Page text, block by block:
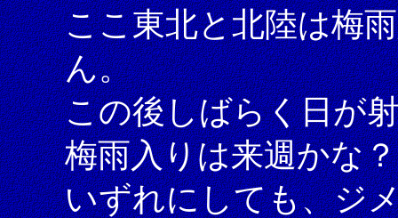
ここ東北と北陸は梅
ん。
この後しばらく日が
梅雨入りは来週かな？
いずれにしても、ジ